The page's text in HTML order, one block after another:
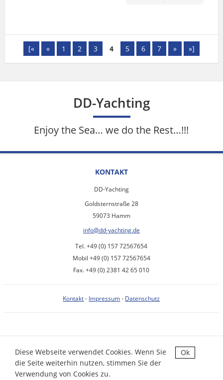
Diese Webseite verwendet Cookies. Wenn Sie
die Seite weiterhin nutzen, stimmen Sie der
Verwendung von Cookies zu.
Ok
[« « 1 2 3 4 5 6 7 » »]
DD-Yachting
Enjoy the Sea… we do the Rest…!!!
KONTAKT
DD-Yachting
Goldsternstraße 28
59073 Hamm
info@dd-yachting.de
Tel. +49 (0) 157 72567654
Mobil +49 (0) 157 72567654
Fax. +49 (0) 2381 42 65 010
Kontakt- Impressum- Datenschutz
DD-YACHTING - COPYRIGHT 2026
IMMOBILIENSOFTWARE & WEBDESIGN POWERED BY